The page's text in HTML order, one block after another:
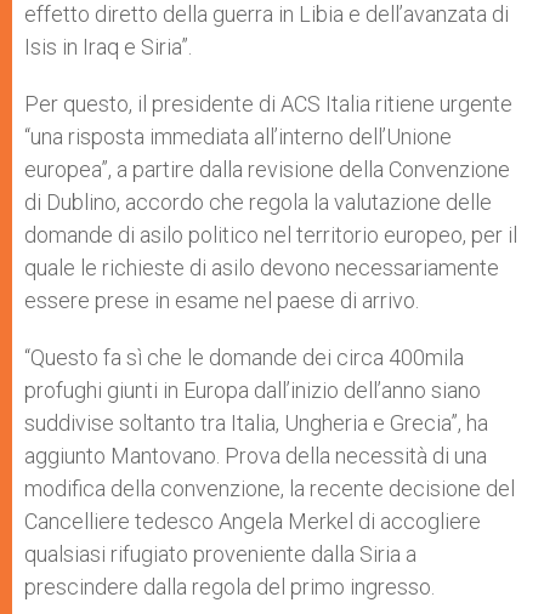
effetto diretto della guerra in Libia e dell’avanzata di
Isis in Iraq e Siria”.
Per questo, il presidente di ACS Italia ritiene urgente
“una risposta immediata all’interno dell’Unione
europea”, a partire dalla revisione della Convenzione
di Dublino, accordo che regola la valutazione delle
domande di asilo politico nel territorio europeo, per il
quale le richieste di asilo devono necessariamente
essere prese in esame nel paese di arrivo.
“Questo fa sì che le domande dei circa 400mila
profughi giunti in Europa dall’inizio dell’anno siano
suddivise soltanto tra Italia, Ungheria e Grecia”, ha
aggiunto Mantovano. Prova della necessità di una
modifica della convenzione, la recente decisione del
Cancelliere tedesco Angela Merkel di accogliere
qualsiasi rifugiato proveniente dalla Siria a
prescindere dalla regola del primo ingresso.